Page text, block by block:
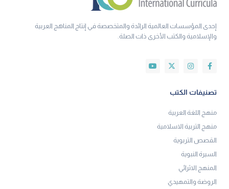
إحدى المؤسسات العالمية الرائدة والمتخصصة في إنتاج المناهج العربية
والإسلامية والكتب الأخرى ذات الصلة.
تصنيفات الكتب
منهج اللغة العربية
منهج التربية الاسلامية
القصص التربوية
السيرة النبوية
المنهج الاثرائي
الروضة والتمهيدي